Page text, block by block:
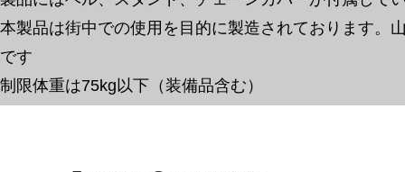
本製品は街中での使用を目的に製造されております。
です
制限体重は75kg以下（装備品含む）